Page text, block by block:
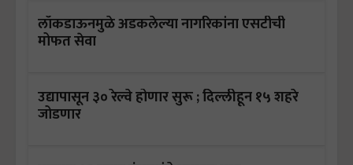
लॉकडाऊनमुळे अडकलेल्या नागरिकांना एसटीची
मोफत सेवा
उद्यापासून ३० रेल्वे होणार सुरू ; दिल्लीहून १५ शहरे
जोडणार